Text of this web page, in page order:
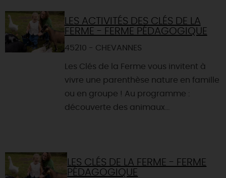
LES ACTIVITÉS DES CLÉS DE LA
FERME - FERME PÉDAGOGIQUE
45210 - CHEVANNES
Les Clés de la Ferme vous invitent à
vivre une parenthèse nature en famille
ou en groupe ! Au programme :
découverte des animaux...
LES CLÉS DE LA FERME - FERME
PÉDAGOGIQUE